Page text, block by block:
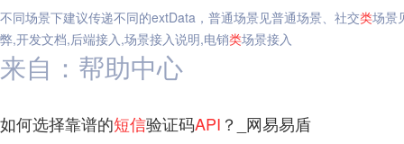
不同场景下建议传递不同的extData，普通场景见普通场景、社交类场景
弊,开发文档,后端接入,场景接入说明,电销类场景接入
来自：帮助中心
如何选择靠谱的短信验证码API ？_网易易盾